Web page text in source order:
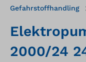
Gefahrstoffhandling
2000/24